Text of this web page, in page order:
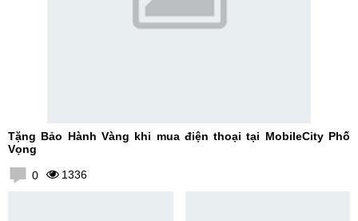
Tặng Bảo Hành Vàng khi mua điện thoại tại MobileCity Phố
Vọng
0 1336